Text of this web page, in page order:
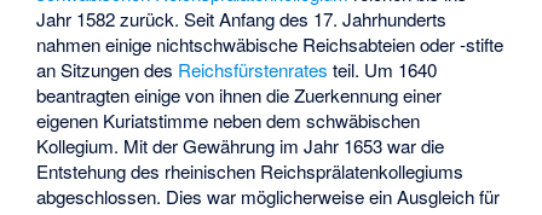
Jahr 1582 zurück. Seit Anfang des 17. Jahrhunderts
nahmen einige nichtschwäbische Reichsabteien oder -stifte
an Sitzungen des Reichsfürstenrates teil. Um 1640
beantragten einige von ihnen die Zuerkennung einer
eigenen Kuriatstimme neben dem schwäbischen
Kollegium. Mit der Gewährung im Jahr 1653 war die
Entstehung des rheinischen Reichsprälatenkollegiums
abgeschlossen. Dies war möglicherweise ein Ausgleich für